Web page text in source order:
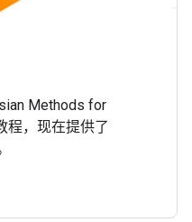
Methods for
程，现在提供了